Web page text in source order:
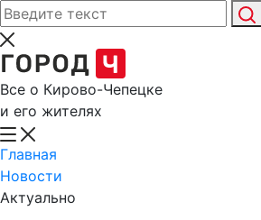
Все о Кирово-Чепецке
и его жителях
Главная
Новости
Актуально